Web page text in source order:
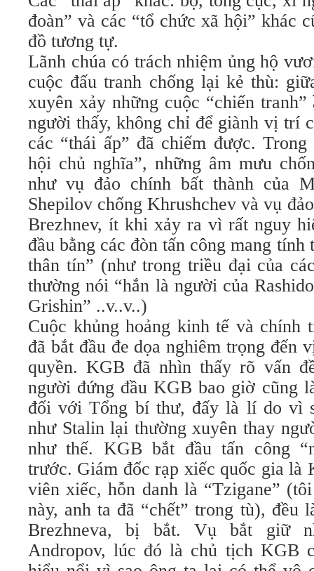
đoàn” và các “tổ chức xã hội” khác
đồ tương tự.
Lãnh chúa có trách nhiệm ủng hộ
cuộc đấu tranh chống lại kẻ thù:
xuyên xảy những cuộc “chiến
người thấy, không chỉ để giành vị trí
các “thái ấp” đã chiếm được.
hội chủ nghĩa”, những âm mưu
như vụ đảo chính bất thành của
Shepilov chống Khrushchev và vụ
Brezhnev, ít khi xảy ra vì rất nguy
đầu bằng các đòn tấn công mang tính
thân tín” (như trong triều đại của
thường nói “hắn là người của
Grishin” ..v..v..)
Cuộc khủng hoảng kinh tế và chính
đã bắt đầu đe dọa nghiêm trọng đến
quyền. KGB đã nhìn thấy rõ vấn
người đứng đầu KGB bao giờ cũng
đối với Tổng bí thư, đấy là lí do vì
như Stalin lại thường xuyên thay
như thế. KGB bắt đầu tấn công
trước. Giám đốc rạp xiếc quốc gia là
viên xiếc, hỗn danh là “Tzigane”
này, anh ta đã “chết” trong tù), đều
Brezhneva, bị bắt. Vụ bắt giữ
Andropov, lúc đó là chủ tịch KGB